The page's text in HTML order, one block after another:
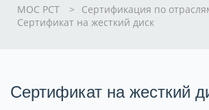
МОС РСТ > Сертификация по
Сертификат на жесткий диск
Сертификат на жесткий